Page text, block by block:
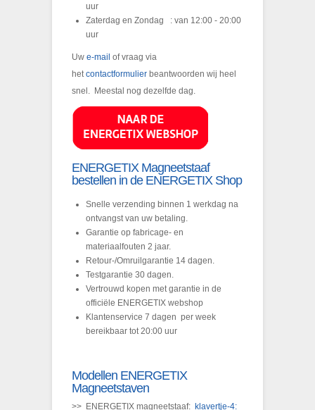
uur
Zaterdag en Zondag : van 12:00 - 20:00
uur
Uw e-mail of vraag via
het contactformulier beantwoorden wij heel
snel. Meestal nog dezelfde dag.
ENERGETIX Magneetstaaf
bestellen in de ENERGETIX Shop
Snelle verzending binnen 1 werkdag na
ontvangst van uw betaling.
Garantie op fabricage- en
materiaalfouten 2 jaar.
Retour-/Omruilgarantie 14 dagen.
Testgarantie 30 dagen.
Vertrouwd kopen met garantie in de
officiële ENERGETIX webshop
Klantenservice 7 dagen per week
bereikbaar tot 20:00 uur
Modellen ENERGETIX
Magneetstaven
>> ENERGETIX magneetstaaf: klavertje-4: